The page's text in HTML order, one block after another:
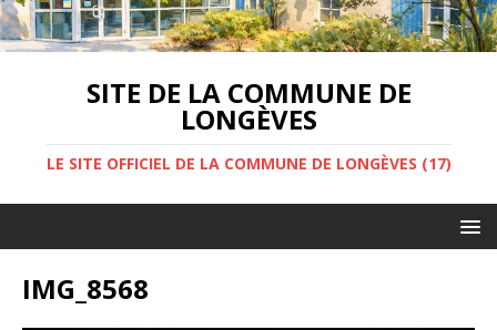
SITE DE LA COMMUNE DE
LONGÈVES
LE SITE OFFICIEL DE LA COMMUNE DE LONGÈVES (17)
IMG_8568